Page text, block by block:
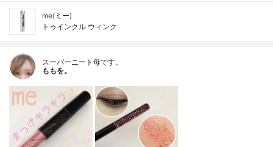
me(ミー)
トゥインクル ウィンク
スーパーニート母です。
ももを。